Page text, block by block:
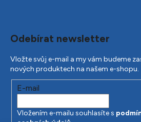
Odebírat newsletter
Vložte svůj e-mail a my vám budeme
nových produktech na našem e-shopu.
E-mail
Vložením e-mailu souhlasíte s